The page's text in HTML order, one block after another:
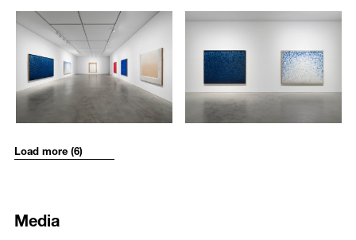
being shown to a Korean audience for the first time. While his earlier
Conjunctionseries featured mostly vertical, column-like gestures, this
painting is filled with energetic, yet somewhat calculated diagonal
brushstrokes. This subtle shift demonstrates Ha’s continued pursuit of
formal transformation in response to the changing times, while also
reflecting his belief that the expression made by the material
properties of paint defines the essence of painting, and ensuring that
that, according to the artist, embody vibrant, primary colors akin to the
reinterpreting his attitude and approach towards color, form, and
〈접합〉 신작인 〈Conjunction 23-74〉(2023)에서 볼 수 있다. 기존의
〈접합〉 연작에서 기둥 형상의 수직적인 제스처가 주를 이루었다면,
이 작품에서는 자유분방하지만 사전에 계산된 듯한 미묘한 사선 형태의
붓 터치들이 캔버스 화면을 가득 메운다. 이는 그의 작업이 ‘재료의 물질
적 특성이 만들어내는 표현이 곧 회화의 본질’임을 골조로 하고 그 표현
이 회화의 표면에 밀착하도록 제한하면서도, 화면 위에서 끊임없이 시
대에 상응하는 형식적 변모를 꾀하고 있음을 알려준다.
전시는 작가의 표현에 따르면 "만선(滿船)의 기쁨"을 희열에 찬 원색의
작은 기존 〈접합〉 연작의 주요 방법론이었던 배압법을 응용, 색과 형
대 천, 캔버스 천 등으로 감싸는 작업으로 시작된다. 작가는 이 나무 조
2266
/upload/installations/53c1822759246f77e4771afaff240c93.jpg
2267
/upload/installations/
Load more (6)
Media